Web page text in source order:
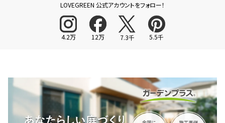
LOVEGREEN 公式アカウントをフォロー！
4.2万 12万 7.3千 5.5千